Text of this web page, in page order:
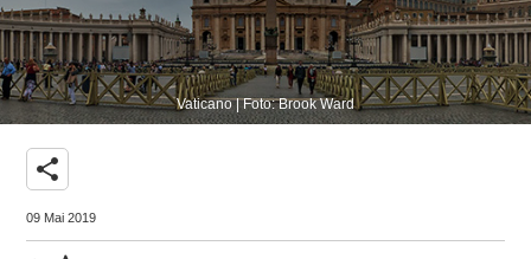
Vaticano | Foto: Brook Ward
share
09 Mai 2019